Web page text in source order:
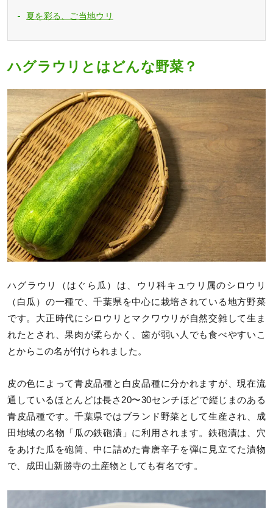
夏を彩る、ご当地ウリ
ハグラウリとはどんな野菜？
ハグラウリ（はぐら瓜）は、ウリ科キュウリ属のシロウリ
（白瓜）の一種で、千葉県を中心に栽培されている地方野菜
です。大正時代にシロウリとマクワウリが自然交雑して生ま
れたとされ、果肉が柔らかく、歯が弱い人でも食べやすいこ
とからこの名が付けられました。
皮の色によって青皮品種と白皮品種に分かれますが、現在流
通しているほとんどは長さ20〜30センチほどで縦じまのある
青皮品種です。千葉県ではブランド野菜として生産され、成
田地域の名物「瓜の鉄砲漬」に利用されます。鉄砲漬は、穴
をあけた瓜を砲筒、中に詰めた青唐辛子を弾に見立てた漬物
で、成田山新勝寺の土産物としても有名です。